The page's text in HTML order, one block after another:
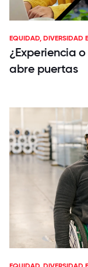
EQUIDAD, DIVERSIDAD
¿Experiencia
abre puertas